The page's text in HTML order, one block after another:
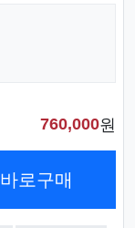
760,000원
바로구매